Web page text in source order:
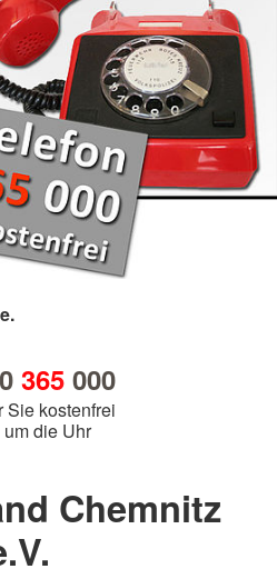
365000
Sie kostenfrei
um die Uhr
Chemnitz